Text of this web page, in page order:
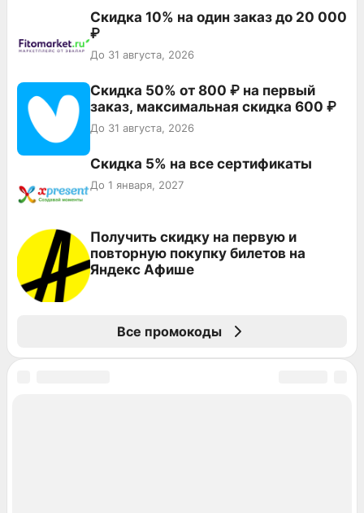
Скидка 10% на один заказ до 20 000
₽
До 31 августа, 2026
Скидка 50% от 800 ₽ на первый
заказ, максимальная скидка 600 ₽
До 31 августа, 2026
Скидка 5% на все сертификаты
До 1 января, 2027
Получить скидку на первую и
повторную покупку билетов на
Яндекс Афише
Все промокоды